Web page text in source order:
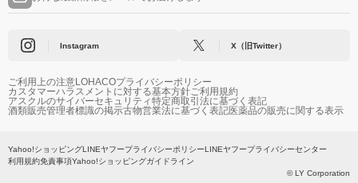
Instagram X（旧Twitter）
ご利用上の注意LOHACOプライバシーポリシー
カスタマーハラスメントに対する基本方針ご利用規約
アスクルのサイバーセキュリティ特定商取引法に基づく表記
酒類販売管理者標識の掲示古物営業法に基づく表記医薬品の販売に関する表示
Yahoo!ショッピングLINEヤフープライバシーポリシーLINEヤフープライバシーセンター
利用規約免責事項Yahoo!ショッピングガイドライン
© LY Corporation